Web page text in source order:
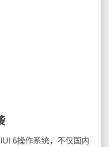
6操作系统，不仅国内